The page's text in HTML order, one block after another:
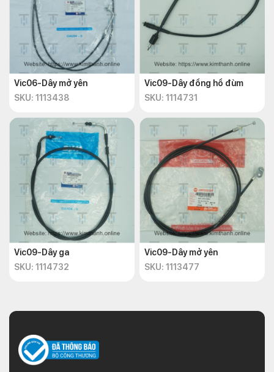
Vic06-Dây mở yên
SKU: 1113438
Vic09-Dây đồng hồ đùm
SKU: 1114731
Vic09-Dây ga
SKU: 1114732
Vic09-Dây mở yên
SKU: 1113477